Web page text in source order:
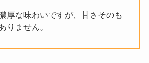
厚な味わいですが、甘さそのも
りません。